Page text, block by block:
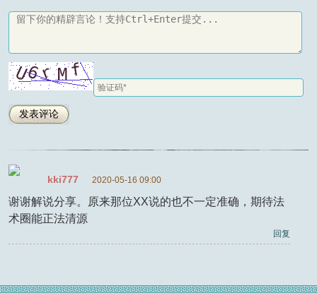
kki777 2020-05-16 09:00
谢谢解说分享。原来那位XX说的也不一定准确，期待法
术圈能正法清源
回复